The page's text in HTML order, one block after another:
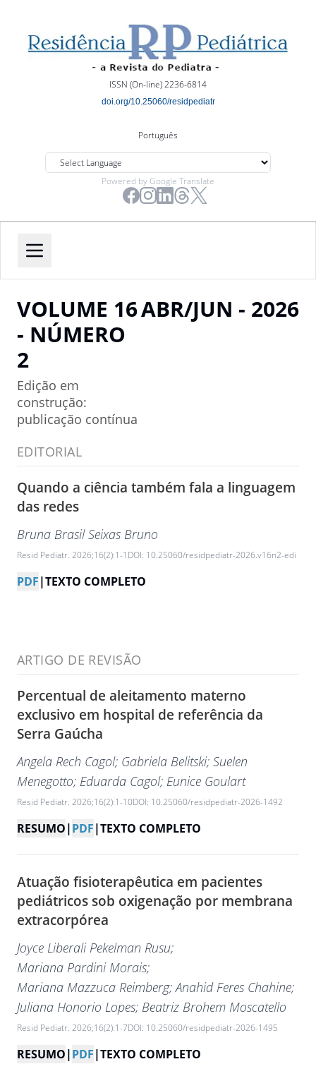
ISSN (On-line) 2236-6814
doi.org/10.25060/residpediatr
Português
Powered by Google Translate
VOLUME 16
- NÚMERO
2
Edição em
construção:
publicação contínua
ABR/JUN - 2026
EDITORIAL
Quando a ciência também fala a linguagem
das redes
Bruna Brasil Seixas Bruno
Resid Pediatr. 2026;16(2):1-1 DOI: 10.25060/residpediatr-2026.v16n2-edi
PDF|TEXTO COMPLETO
ARTIGO DE REVISÃO
Percentual de aleitamento materno
exclusivo em hospital de referência da
Serra Gaúcha
Angela Rech Cagol; Gabriela Belitski; Suelen
Menegotto; Eduarda Cagol; Eunice Goulart
Resid Pediatr. 2026;16(2):1-10DOI: 10.25060/residpediatr-2026-1492
RESUMO|PDF|TEXTO COMPLETO
Atuação fisioterapêutica em pacientes
pediátricos sob oxigenação por membrana
extracorpórea
Joyce Liberali Pekelman Rusu;
Mariana Pardini Morais;
Mariana Mazzuca Reimberg; Anahid Feres Chahine;
Juliana Honorio Lopes; Beatriz Brohem Moscatello
Resid Pediatr. 2026;16(2):1-7DOI: 10.25060/residpediatr-2026-1495
RESUMO|PDF|TEXTO COMPLETO